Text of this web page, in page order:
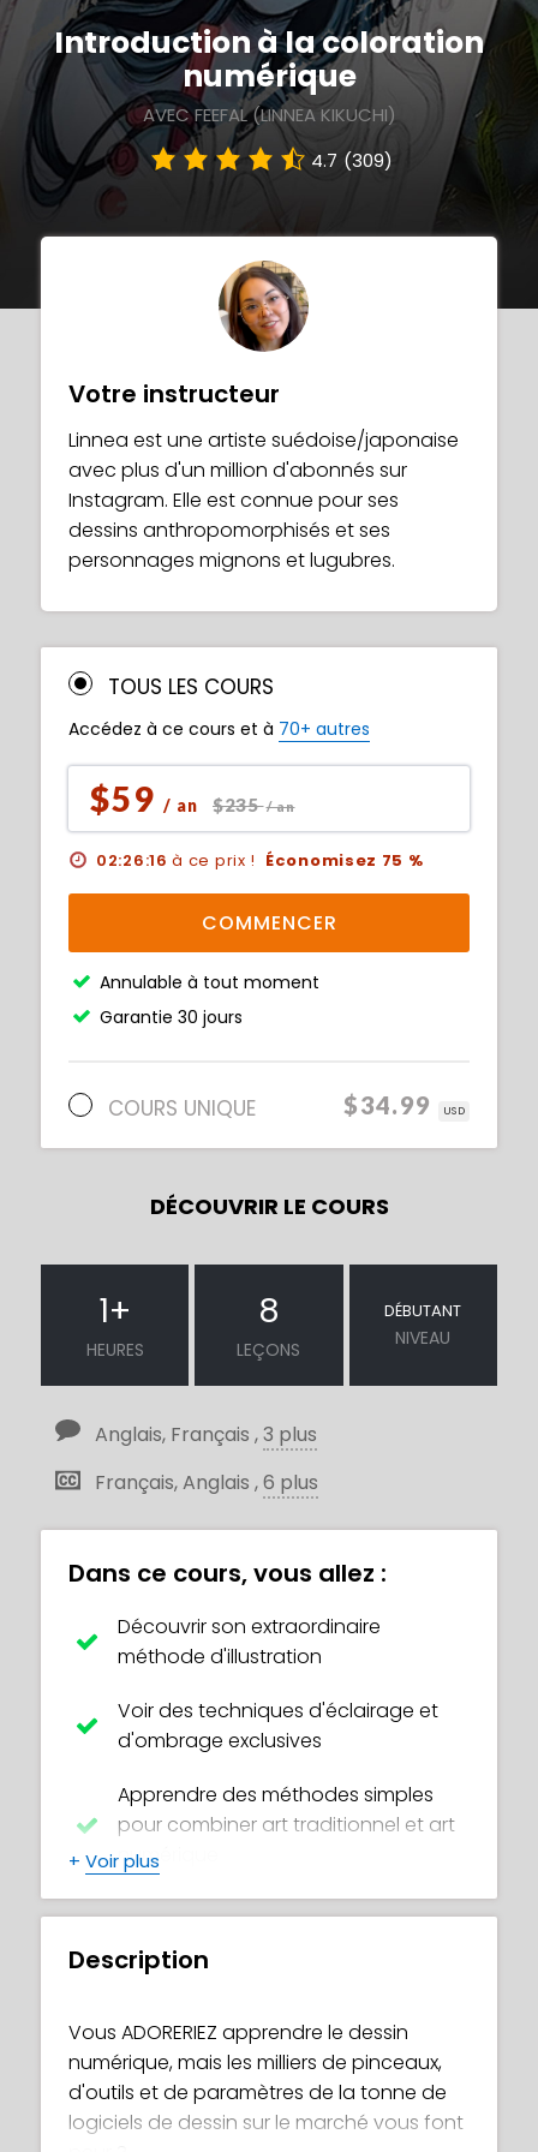
Introduction à la coloration
numérique
AVEC FEEFAL (LINNEA KIKUCHI)
4.7 (309)
Votre instructeur
Linnea est une artiste suédoise/japonaise
avec plus d'un million d'abonnés sur
Instagram. Elle est connue pour ses
dessins anthropomorphisés et ses
personnages mignons et lugubres.
TOUS LES COURS
Accédez à ce cours et à 70+ autres
$59 / an $235/ an
02:26:15 à ce prix ! Économisez 75 %
COMMENCER
Annulable à tout moment
Garantie 30 jours
COURS UNIQUE $34.99 USD
DÉCOUVRIR LE COURS
1+
HEURES
8
LEÇONS
DÉBUTANT
NIVEAU
Anglais, Français ,3 plus
Français, Anglais ,6 plus
Dans ce cours, vous allez :
Découvrir son extraordinaire
méthode d'illustration
Voir des techniques d'éclairage et
d'ombrage exclusives
Apprendre des méthodes simples
pour combiner art traditionnel et art
numérique
pro
Recevoir des conseils sur la pensée
créative et l'inspiration artistique
Voir ses pinceaux et ses outils
préférés
+ Voir plus
Description
Vous ADORERIEZ apprendre le dessin
numérique, mais les milliers de pinceaux,
d'outils et de paramètres de la tonne de
logiciels de dessin sur le marché vous font